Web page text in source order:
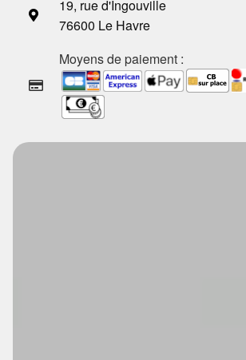
19, rue d'Ingouville
76600 Le Havre
Moyens de paiement :